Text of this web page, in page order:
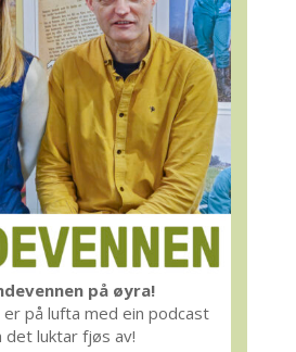
på øyra!
er på lufta med ein podcast
det luktar fjøs av!